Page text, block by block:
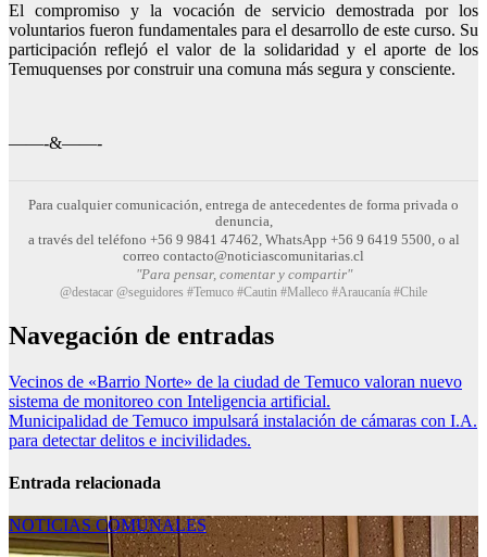
El compromiso y la vocación de servicio demostrada por los
voluntarios fueron fundamentales para el desarrollo de este curso. Su
participación reflejó el valor de la solidaridad y el aporte de los
Temuquenses por construir una comuna más segura y consciente.
——-&——-
Para cualquier comunicación, entrega de antecedentes de forma privada o
denuncia,
a través del teléfono +56 9 9841 47462, WhatsApp +56 9 6419 5500, o al
correo contacto@noticiascomunitarias.cl
"Para pensar, comentar y compartir"
@destacar @seguidores #Temuco #Cautin #Malleco #Araucanía #Chile
Navegación de entradas
Vecinos de «Barrio Norte» de la ciudad de Temuco valoran nuevo
sistema de monitoreo con Inteligencia artificial.
Municipalidad de Temuco impulsará instalación de cámaras con I.A.
para detectar delitos e incivilidades.
Entrada relacionada
NOTICIAS COMUNALES